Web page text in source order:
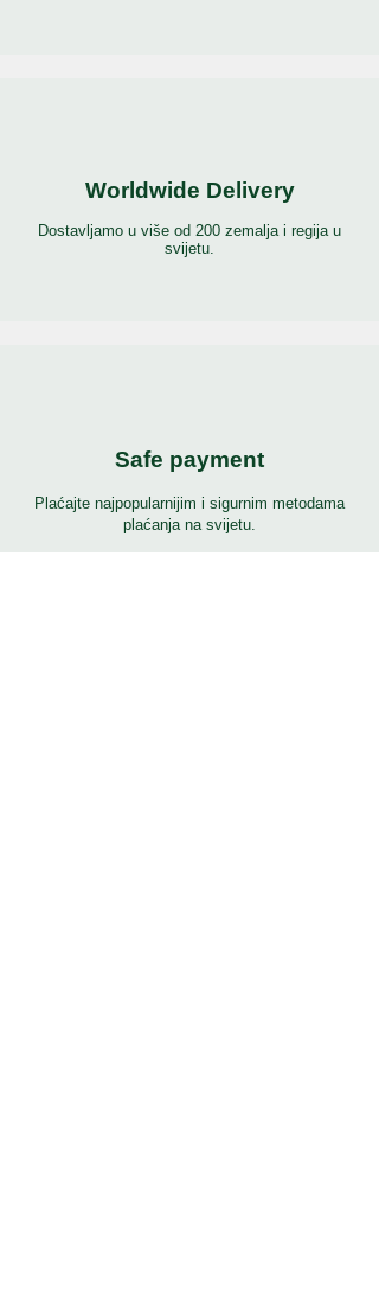
Worldwide Delivery
Dostavljamo u više od 200 zemalja i regija u
svijetu.
Safe payment
Plaćajte najpopularnijim i sigurnim metodama
plaćanja na svijetu.